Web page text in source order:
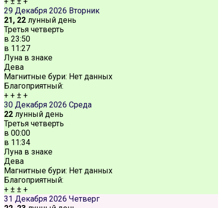
29 Декабря 2026 Вторник
21, 22 лунный день
Третья четверть
в 23:50
в 11:27
Луна в знаке
Дева
Магнитные бури: Нет данных
Благоприятный:
+ + ± +
30 Декабря 2026 Среда
22 лунный день
Третья четверть
в 00:00
в 11:34
Луна в знаке
Дева
Магнитные бури: Нет данных
Благоприятный:
+ ± ± +
31 Декабря 2026 Четверг